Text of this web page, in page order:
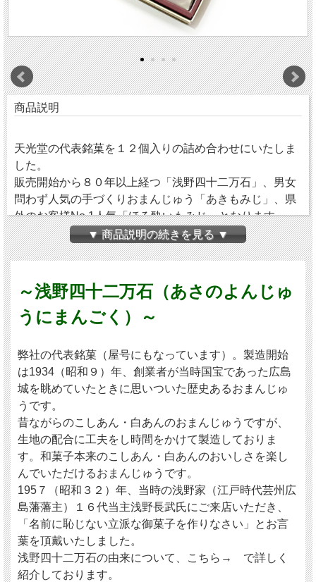
商品説明
天光堂の代表銘菓を１２個入りの詰め合わせにいたしま
した。
販売開始から８０年以上経つ「浅野四十二万石」、男女
問わず人気の手づくりおまんじゅう「あきもみじ」、県
外のお客様No.1人気「ほろ酔いもみじ」となります。
ほろ酔いもみじは、アルコール度数１％を超えた通常も
製造した「アルコール控えめ」の二種類を選べます。
【詰め合わせ内容】
あきもみじ ４個
ほろ酔いもみじ ４個
一つずつ賞味期限を表示して箱に入れております。
▼ 商品説明の続きを見る ▼
～浅野四十二万石（あさのよんじゅ
うにまんごく）～
弊社の代表銘菓（屋号にもなっています）。製造開始
は1934（昭和９）年、創業者が当時国宝であった広島
城を眺めていたときに思いついた歴史あるおまんじゅ
うです。
昔ながらのこしあん・白あんのおまんじゅうですが、
生地の配合に工夫をし時間をかけて製造しておりま
す。和菓子本来のこしあん・白あんのおいしさを楽し
んでいただけるおまんじゅうです。
195７（昭和３２）年、当時の浅野家（江戸時代芸州広
島藩藩主）１６代当主浅野長武氏にご来店いただき、
「名前に恥じない立派な御菓子を作りなさい」とお言
葉を頂戴いたしました。
浅野四十二万石の由来について、こちら→ で詳しく
紹介しております。